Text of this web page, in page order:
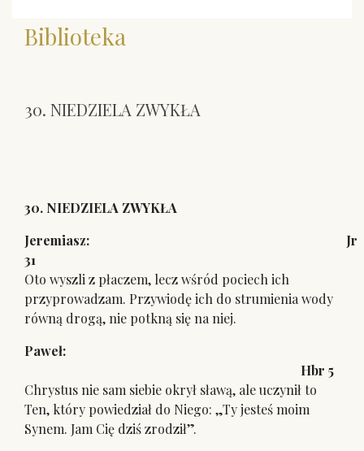
Biblioteka
30. NIEDZIELA ZWYKŁA
30. NIEDZIELA ZWYKŁA
Jeremiasz: Jr
31
Oto wyszli z płaczem, lecz wśród pociech ich
przyprowadzam. Przywiodę ich do strumienia wody
równą drogą, nie potkną się na niej.
Paweł:
Hbr 5
Chrystus nie sam siebie okrył sławą, ale uczynił to
Ten, który powiedział do Niego: „Ty jesteś moim
Synem. Jam Cię dziś zrodził”.